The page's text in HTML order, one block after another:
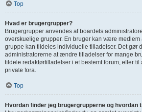
Top
Hvad er brugergrupper?
Brugergrupper anvendes af boardets
overskuelige grupper. En bruger kan være medlem
gruppe kan tildeles individuelle tilladelser. Det gør
administratorerne at ændre tilladelser for mange
tildele redaktørtilladelser i et bestemt forum, eller til
private fora.
Top
Hvordan finder jeg brugergrupperne og hvordan